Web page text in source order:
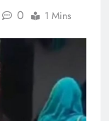
0 1 Mins